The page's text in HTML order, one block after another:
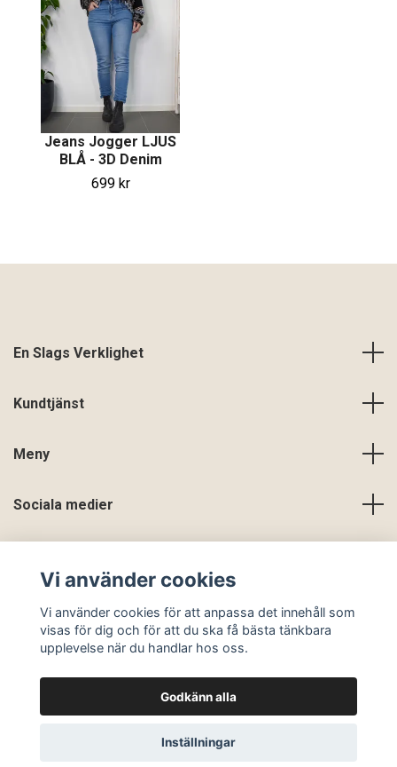
Jeans Jogger LJUS
BLÅ - 3D Denim
699 kr
En Slags Verklighet
Kundtjänst
Meny
Sociala medier
© 2026 En Slags Verklighet
Vi använder cookies
Vi använder cookies för att anpassa det innehåll som
visas för dig och för att du ska få bästa tänkbara
upplevelse när du handlar hos oss.
Godkänn alla
Inställningar